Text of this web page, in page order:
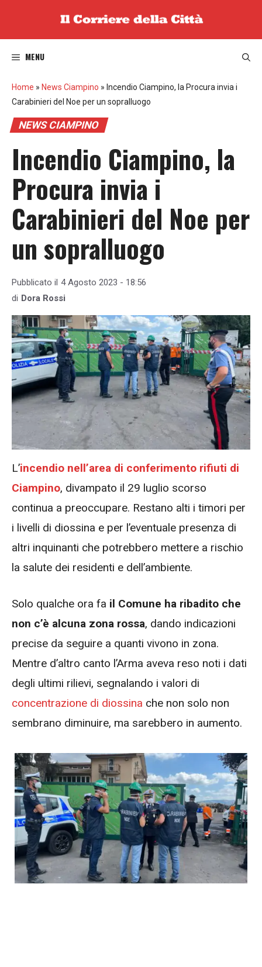
MENU
Home » News Ciampino » Incendio Ciampino, la Procura invia i
Carabinieri del Noe per un sopralluogo
NEWS CIAMPINO
Incendio Ciampino, la
Procura invia i
Carabinieri del Noe per
un sopralluogo
Pubblicato il 4 Agosto 2023 - 18:56
di Dora Rossi
L’incendio nell’area di conferimento rifiuti di
Ciampino, divampato il 29 luglio scorso
continua a preoccupare. Restano alti i timori per
i livelli di diossina e per l’eventuale presenza di
altri inquinanti che potrebbero mettere a rischio
la salute dei residenti e dell’ambiente.
Solo qualche ora fa il Comune ha ribadito che
non c’è alcuna zona rossa, dando indicazioni
precise da seguire a quanti vivono in zona.
Mentre d’altro canto l’Arma aveva reso noti i dati
degli ultimi rilievi, segnalando i valori di
concentrazione di diossina che non solo non
sembrano diminuire, ma sarebbero in aumento.